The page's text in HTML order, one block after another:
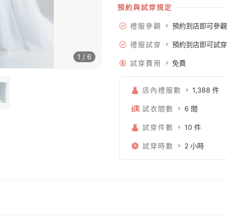
1 / 6
預約與試穿規定
禮服參觀 預約到店即可參觀
禮服試穿 預約到店即可試穿
試穿費用 免費
店內禮服數 1,388 件
試衣間數 6 間
試穿件數 10 件
試穿時數 2 小時